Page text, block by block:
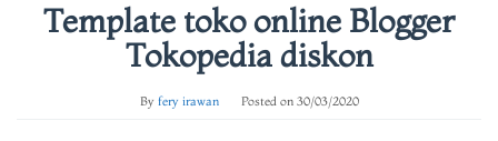
Template toko online Blogger
Tokopedia diskon
By fery irawan Posted on 30/03/2020